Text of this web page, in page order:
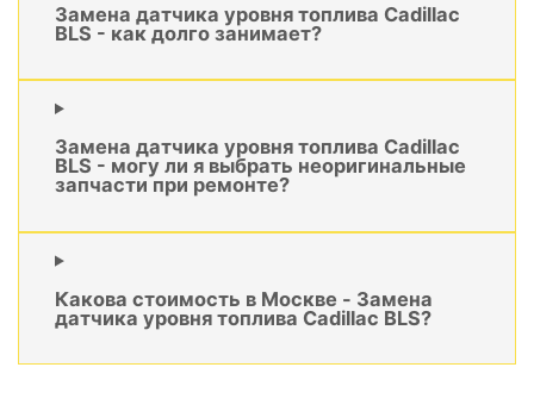
Замена датчика уровня топлива Cadillac
BLS - как долго занимает?
Замена датчика уровня топлива Cadillac
BLS - могу ли я выбрать неоригинальные
запчасти при ремонте?
Какова стоимость в Москве - Замена
датчика уровня топлива Cadillac BLS?